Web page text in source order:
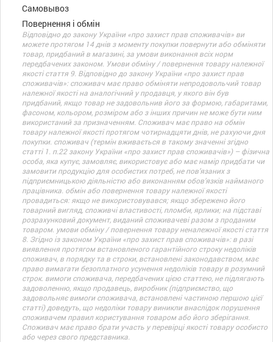
Самовывоз
Повернення і обмін
Відповідно до закону України «про захист прав споживачів» ви
можете протягом 14 днів з моменту покупки повернути або обміняти
товар, придбаний в магазині, за умови виконання всіх норм
передбачених законом. Умови обміну / повернення товару належної
якості стаття 9. Відповідно до закону України «про захист прав
споживачів»: споживач має право обміняти непродовольчий товар
належної якості на аналогічний у продавця, у якого він був
придбаний, якщо товар не задовольнив його за формою, габаритами,
фасоном, кольором, розміром або з інших причин не може бути ним
використаний за призначенням. Споживач має право на обмін
товару належної якості протягом чотирнадцяти днів, не рахуючи дня
покупки. споживач (термін вживається в такому значенні згідно
статті 1. п.22 закону України «про захист прав споживачів») – фізична
особа, яка купує, замовляє, використовує або має намір придбати чи
замовити продукцію для особистих потреб, не пов’язаних з
підприємницькою діяльністю або виконанням обов’язків найманого
працівника. обмін або повернення товару належної якості
провадиться: якщо не використовувався; якщо збережено його
товарний вигляд, споживчі властивості, пломби, ярлики; на підставі
розрахунковий документ, виданий споживачеві разом з проданим
товаром. умови обміну / повернення товару неналежної якості стаття
8. Згідно із законом України «про захист прав споживачів»: в разі
виявлення протягом встановленого гарантійного строку недоліків
споживач, в порядку та в строки, встановлені законодавством, має
право вимагати безоплатного усунення недоліків товару в розумний
строк. вимоги споживача, передбачених цією статтею, не підлягають
задоволенню, якщо продавець, виробник (підприємство, що
задовольняє вимоги споживача, встановлені частиною першою цієї
статті) доведуть, що недоліки товару виникли внаслідок порушення
споживачем правил користування товаром або його зберігання.
Споживач має право брати участь у перевірці якості товару особисто
або через свого представника.